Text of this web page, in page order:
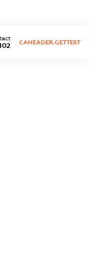
CAHEADER.GETTEST